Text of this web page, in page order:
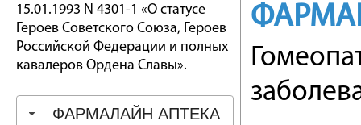
15.01.1993 N 4301-1 «О статусе
Героев Советского Союза, Героев
Российской Федерации и полных
кавалеров Ордена Славы».
ФАРМАЛАЙН АПТЕКА